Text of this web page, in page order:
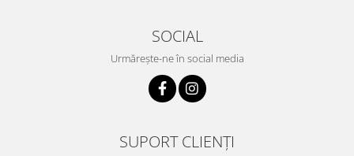
SOCIAL
Urmărește-ne în social media
SUPORT CLIENȚI